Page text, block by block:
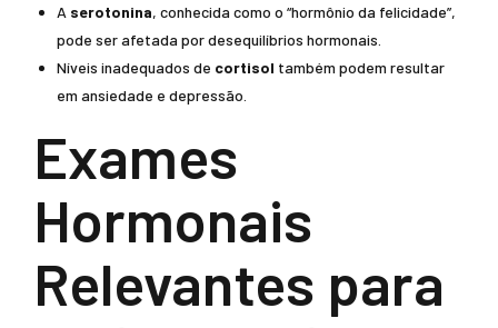
A serotonina, conhecida como o “hormônio da felicidade”,
pode ser afetada por desequilíbrios hormonais.
Níveis inadequados de cortisol também podem resultar
em ansiedade e depressão.
Exames
Hormonais
Relevantes para